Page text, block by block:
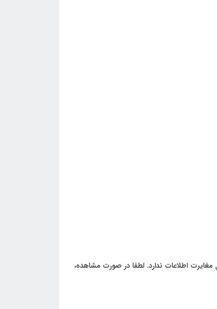
اطلاعات ندارد. لطفا در صورت مشاهده،